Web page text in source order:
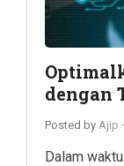
dengan
Posted by Ajip
Dalam